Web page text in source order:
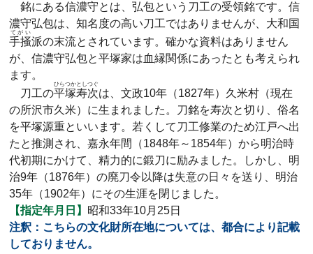
銘にある信濃守とは、弘包という刀工の受領銘です。信
濃守弘包は、知名度の高い刀工ではありませんが、大和国
手掻
てがい
派の末流とされています。確かな資料はありません
が、信濃守弘包と平塚家は血縁関係にあったとも考えられ
ます。
刀工の平塚寿次
ひらつかとしつぐ
は、文政10年（1827年）久米村（現在
の所沢市久米）に生まれました。刀銘を寿次と切り、俗名
を平塚源重といいます。若くして刀工修業のため江戸へ出
たと推測され、嘉永年間（1848年～1854年）から明治時
代初期にかけて、精力的に鍛刀に励みました。しかし、明
治9年（1876年）の廃刀令以降は失意の日々を送り、明治
35年（1902年）にその生涯を閉じました。
【指定年月日】 昭和33年10月25日
注釈：こちらの文化財所在地については、都合により記載
しておりません。